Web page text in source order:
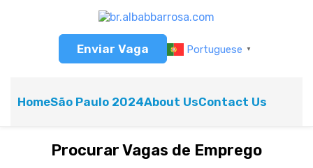
Enviar Vaga Portuguese ▼
HomeSão Paulo 2024About UsContact Us
Procurar Vagas de Emprego